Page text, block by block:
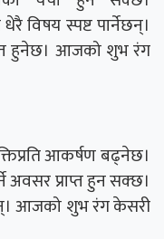
विषय स्पष्ट पार्नेछन्।
हुनेछ। आजको शुभ रंग
आकर्षण बढ्नेछ।
प्राप्त हुन सक्छ।
आजको शुभ रंग केसरी